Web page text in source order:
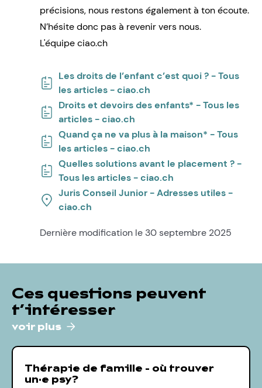
précisions, nous restons également à ton écoute.
N’hésite donc pas à revenir vers nous.
L'équipe ciao.ch
Les droits de l’enfant c’est quoi ? - Tous
les articles - ciao.ch
Droits et devoirs des enfants* - Tous les
articles - ciao.ch
Quand ça ne va plus à la maison* - Tous
les articles - ciao.ch
Quelles solutions avant le placement ? -
Tous les articles - ciao.ch
Juris Conseil Junior - Adresses utiles -
ciao.ch
Dernière modification le 30 septembre 2025
Ces questions peuvent
t’intéresser
voir plus
Thérapie de famille - où trouver
un·e psy?